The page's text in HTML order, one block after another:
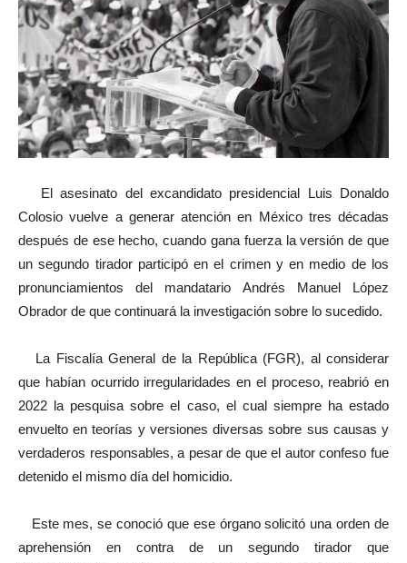
El asesinato del excandidato presidencial Luis Donaldo
Colosio vuelve a generar atención en México tres décadas
después de ese hecho, cuando gana fuerza la versión de que
un segundo tirador participó en el crimen y en medio de los
pronunciamientos del mandatario Andrés Manuel López
Obrador de que continuará la investigación sobre lo sucedido.
La Fiscalía General de la República (FGR), al considerar
que habían ocurrido irregularidades en el proceso, reabrió en
2022 la pesquisa sobre el caso, el cual siempre ha estado
envuelto en teorías y versiones diversas sobre sus causas y
verdaderos responsables, a pesar de que el autor confeso fue
detenido el mismo día del homicidio.
Este mes, se conoció que ese órgano solicitó una orden de
aprehensión en contra de un segundo tirador que